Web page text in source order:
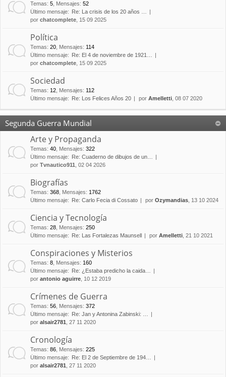
Temas: 5 Mensajes: 52
Último mensaje:
Re: La crisis de los 20 años …
por chatcomplete , 15 09 2025
Política
Temas: 20 Mensajes: 114
Último mensaje:
Re: El 4 de noviembre de 1921…
por chatcomplete , 15 09 2025
Sociedad
Temas: 12 Mensajes: 112
Último mensaje:
Re: Los Felices Años 20 por Amelletti , 08 07 2020
Segunda Guerra Mundial
Arte y Propaganda
Temas: 40 Mensajes: 322
Último mensaje:
Re: Cuaderno de dibujos de un…
por Tvnautico911 , 02 04 2026
Biografías
Temas: 368 Mensajes: 1762
Último mensaje:
Re: Carlo Fecia di Cossato por Ozymandias , 13 10 2024
Ciencia y Tecnología
Temas: 28 Mensajes: 250
Último mensaje:
Re: Las Fortalezas Maunsell por Amelletti , 21 10 2021
Conspiraciones y Misterios
Temas: 8 Mensajes: 160
Último mensaje:
Re: ¿Estaba predicho la caida…
por antonio aguirre , 10 12 2019
Crímenes de Guerra
Temas: 56 Mensajes: 372
Último mensaje:
Re: Jan y Antonina Zabinski: …
por alsair2781 , 27 11 2020
Cronología
Temas: 86 Mensajes: 225
Último mensaje:
Re: El 2 de Septiembre de 194…
por alsair2781 , 27 11 2020